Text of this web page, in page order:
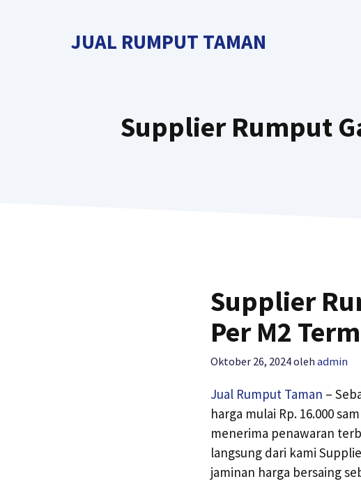
JUAL RUMPUT TAMAN
Supplier Rumput
Supplier
Per M2
Oktober 26, 2024oleh admin
Jual Rumput Taman –
harga mulai Rp. 16.000
menerima penawaran
langsung dari kami
jaminan harga bersaing